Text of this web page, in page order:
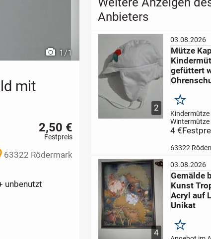
1/1
mit
2,50 €
Festpreis
63322 Rödermark
unbenutzt
Anbieters
2
03.08.2026
Mütze
gefüttert
Merken
Kindermütze
gefüttert ,
Ohrenschutz
warme
ab Gr. 50
getragen
Versand
4 €
63322
4
03.08.2026
Gemälde
Kunst
Acryl auf
Unikat
Merken